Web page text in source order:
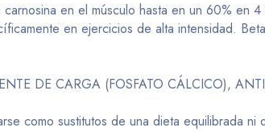
en el músculo hasta en un 60% en
en ejercicios de alta intensidad.
DE CARGA (FOSFATO CÁLCICO),
como sustitutos de una dieta